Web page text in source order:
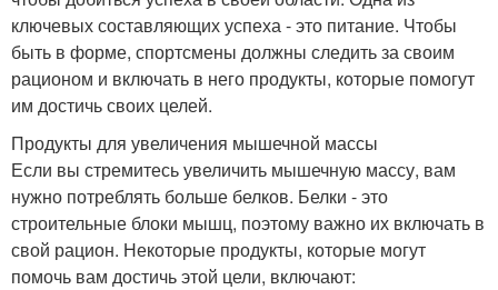
ключевых составляющих успеха - это питание. Чтобы
быть в форме, спортсмены должны следить за своим
рационом и включать в него продукты, которые помогут
им достичь своих целей.
Продукты для увеличения мышечной массы
Если вы стремитесь увеличить мышечную массу, вам
нужно потреблять больше белков. Белки - это
строительные блоки мышц, поэтому важно их включать в
свой рацион. Некоторые продукты, которые могут
помочь вам достичь этой цели, включают: